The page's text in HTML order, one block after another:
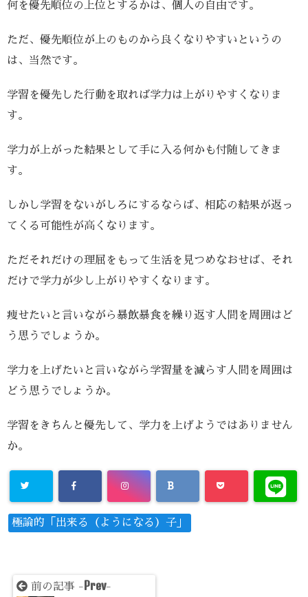
何を優先順位の上位とするかは、個人の自由です。
ただ、優先順位が上のものから良くなりやすいというの
は、当然です。
学習を優先した行動を取れば学力は上がりやすくなりま
す。
学力が上がった結果として手に入る何かも付随してきま
す。
しかし学習をないがしろにするならば、相応の結果が返っ
てくる可能性が高くなります。
ただそれだけの理屈をもって生活を見つめなおせば、それ
だけで学力が少し上がりやすくなります。
痩せたいと言いながら暴飲暴食を繰り返す人間を周囲はど
う思うでしょうか。
学力を上げたいと言いながら学習量を減らす人間を周囲は
どう思うでしょうか。
学習をきちんと優先して、学力を上げようではありません
か。
極論的「出来る（ようになる）子」
前の記事 - Prev-